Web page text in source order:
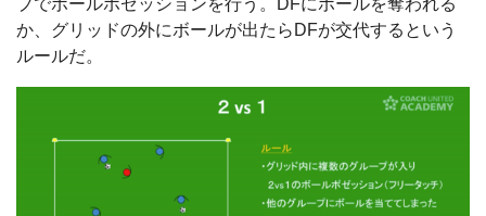
か、グリッドの外にボールが出たらDFが交代するという
ルールだ。